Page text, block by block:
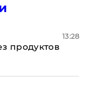
продуктов
13:28